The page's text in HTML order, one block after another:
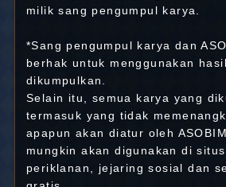
milik sang pengumpul karya.
*Sang pengumpul karya dan
berhak untuk menggunakan
dikumpulkan.
Selain itu, semua karya yang
termasuk yang tidak
apapun akan diatur oleh
mungkin akan digunakan di
periklanan, jejaring sosial dan